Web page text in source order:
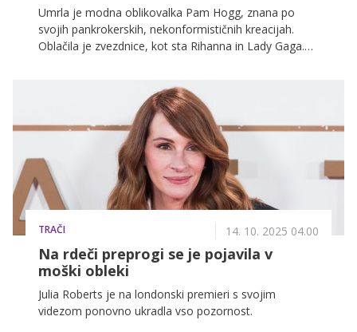
Umrla je modna oblikovalka Pam Hogg, znana po
svojih pankrokerskih, nekonformističnih kreacijah.
Oblačila je zvezdnice, kot sta Rihanna in Lady Gaga.
TRAČI 14. 10. 2025 04.00
Na rdeči preprogi se je pojavila v
moški obleki
Julia Roberts je na londonski premieri s svojim
videzom ponovno ukradla vso pozornost.